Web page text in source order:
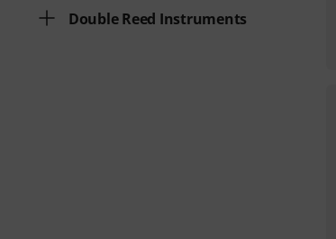
Double Reed Instruments